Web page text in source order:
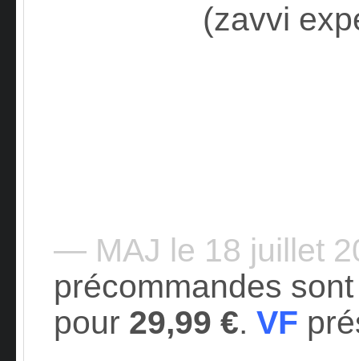
(zavvi
— MAJ le 18 juillet
précommandes
pour 29,99 €.VF